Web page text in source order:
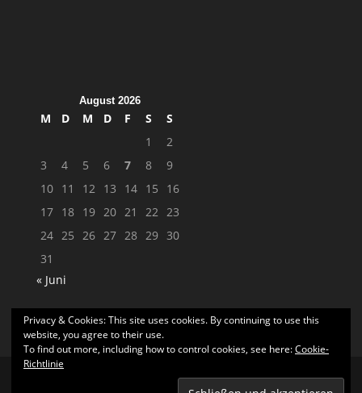
August 2026
M D M D F S
S
1
2
3
4 5 6 7 8
9
10 11 12 13 14 15
16
17 18 19 20 21 22
23
24 25 26 27 28 29 30
31
« Juni
Privacy & Cookies: This site uses cookies. By continuing to use this
website, you agree to their use.
To find out more, including how to control cookies, see here:Cookie-
Richtlinie